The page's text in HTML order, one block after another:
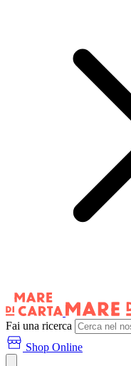
Fai una ricerca
Shop Online